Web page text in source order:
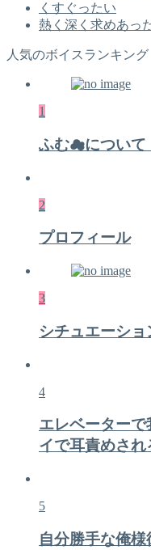
くすぐったい
熱く深く求めあっ
人気のボイスランキング
1
ふむ☁について
2
プロフィール
3
シチュエーシ
4
エレベーター
イで耳責めされ
5
自分勝手な俺